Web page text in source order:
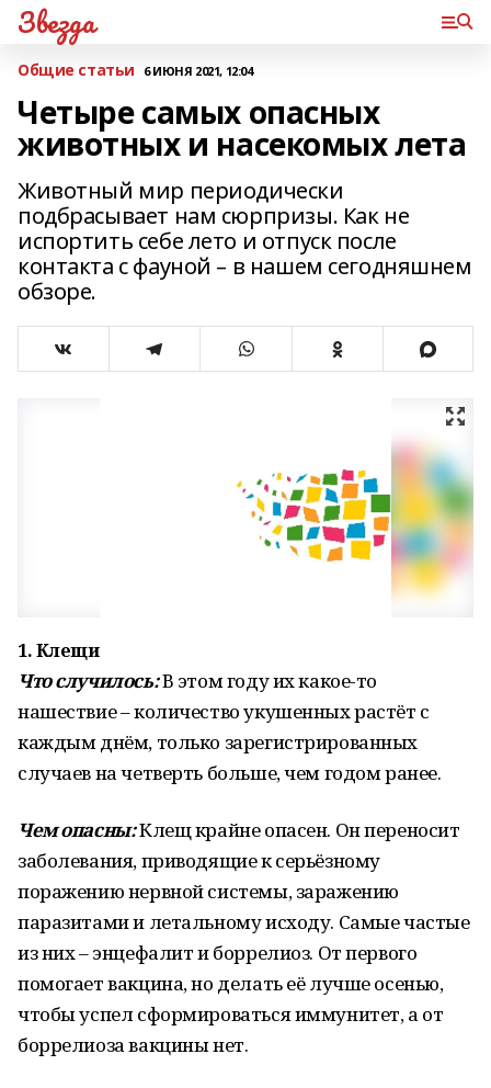
Звезда
Общие статьи 6 ИЮНЯ 2021, 12:04
Четыре самых опасных
животных и насекомых лета
Животный мир периодически
подбрасывает нам сюрпризы. Как не
испортить себе лето и отпуск после
контакта с фауной – в нашем сегодняшнем
обзоре.
1. Клещи
Что случилось:В этом году их какое-то
нашествие – количество укушенных растёт с
каждым днём, только зарегистрированных
случаев на четверть больше, чем годом ранее.
Чем опасны:Клещ крайне опасен. Он переносит
заболевания, приводящие к серьёзному
поражению нервной системы, заражению
паразитами и летальному исходу. Самые частые
из них – энцефалит и боррелиоз. От первого
помогает вакцина, но делать её лучше осенью,
чтобы успел сформироваться иммунитет, а от
боррелиоза вакцины нет.